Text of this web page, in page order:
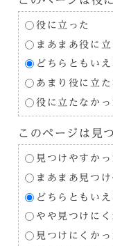
役に立った
まあまあ役に立
どちらともいえ
あまり役に立た
役に立たなかっ
このページは見
見つけやすかっ
まあまあ見つ
どちらともいえ
やや見つけにく
見つけにくかっ